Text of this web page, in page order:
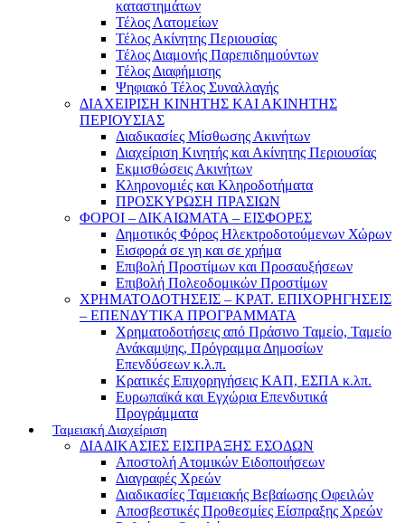
καταστημάτων
Τέλος Λατομείων
Τέλος Ακίνητης Περιουσίας
Τέλος Διαμονής Παρεπιδημούντων
Τέλος Διαφήμισης
Ψηφιακό Τέλος Συναλλαγής
ΔΙΑΧΕΙΡΙΣΗ ΚΙΝΗΤΗΣ ΚΑΙ ΑΚΙΝΗΤΗΣ
ΠΕΡΙΟΥΣΙΑΣ
Διαδικασίες Μίσθωσης Ακινήτων
Διαχείριση Κινητής και Ακίνητης Περιουσίας
Εκμισθώσεις Ακινήτων
Κληρονομιές και Κληροδοτήματα
ΠΡΟΣΚΥΡΩΣΗ ΠΡΑΣΙΩΝ
ΦΟΡΟΙ – ΔΙΚΑΙΩΜΑΤΑ – ΕΙΣΦΟΡΕΣ
Δημοτικός Φόρος Ηλεκτροδοτούμενων Χώρων
Εισφορά σε γη και σε χρήμα
Επιβολή Προστίμων και Προσαυξήσεων
Επιβολή Πολεοδομικών Προστίμων
ΧΡΗΜΑΤΟΔΟΤΗΣΕΙΣ – ΚΡΑΤ. ΕΠΙΧΟΡΗΓΗΣΕΙΣ
– ΕΠΕΝΔΥΤΙΚΑ ΠΡΟΓΡΑΜΜΑΤΑ
Χρηματοδοτήσεις από Πράσινο Ταμείο, Ταμείο
Ανάκαμψης, Πρόγραμμα Δημοσίων
Επενδύσεων κ.λ.π.
Κρατικές Επιχορηγήσεις ΚΑΠ, ΕΣΠΑ κ.λπ.
Ευρωπαϊκά και Εγχώρια Επενδυτικά
Προγράμματα
Ταμειακή Διαχείριση
ΔΙΑΔΙΚΑΣΙΕΣ ΕΙΣΠΡΑΞΗΣ ΕΣΟΔΩΝ
Αποστολή Ατομικών Ειδοποιήσεων
Διαγραφές Χρεών
Διαδικασίες Ταμειακής Βεβαίωσης Οφειλών
Αποσβεστικές Προθεσμίες Είσπραξης Χρεών